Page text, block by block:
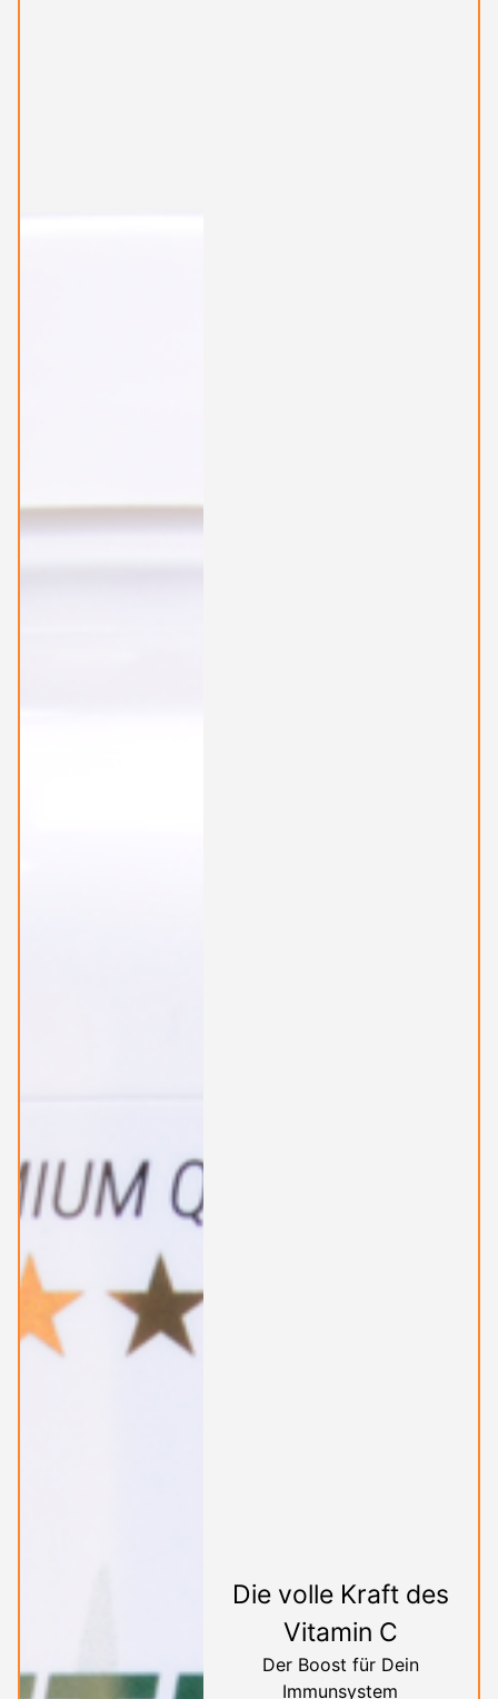
Die volle Kraft des
Vitamin C
Der Boost für Dein
Immunsystem